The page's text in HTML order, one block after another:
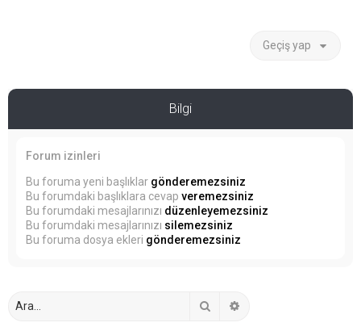
Geçiş yap
Bilgi
Forum izinleri
Bu foruma yeni başlıklar gönderemezsiniz
Bu forumdaki başlıklara cevap veremezsiniz
Bu forumdaki mesajlarınızı düzenleyemezsiniz
Bu forumdaki mesajlarınızı silemezsiniz
Bu foruma dosya ekleri gönderemezsiniz